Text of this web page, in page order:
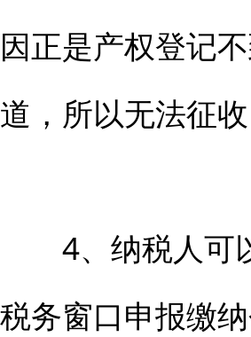
因正是产权登记
道，所以无法征收
4、纳税人可以
税务窗口申报缴